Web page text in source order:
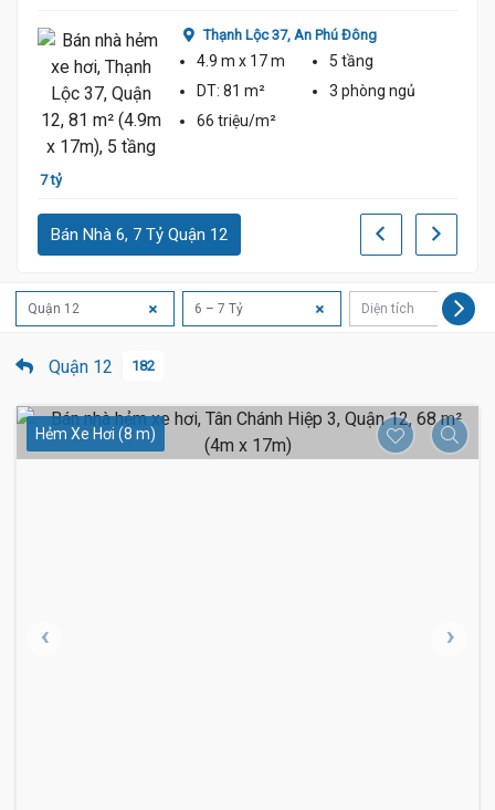
7 tỷ
Thạnh Lộc 37, An Phú Đông
4.9 m x 17 m
5 tầng
DT: 81 m² 3 phòng ngủ
66 triệu/m²
Bán Nhà 6, 7 Tỷ Quận 12
Quận 12 6 – 7 Tỷ Diện tích
Quận 12 182
Hẻm Xe Hơi (8 m)